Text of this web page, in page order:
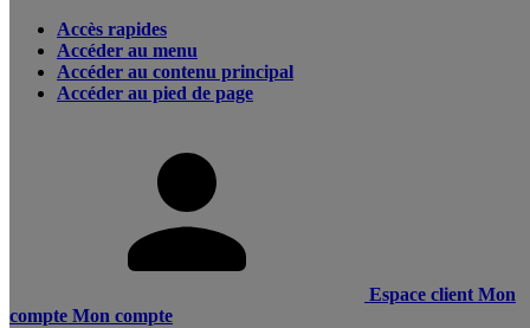
Accès rapides
Accéder au menu
Accéder au contenu principal
Accéder au pied de page
Espace client Mon
compte Mon compte